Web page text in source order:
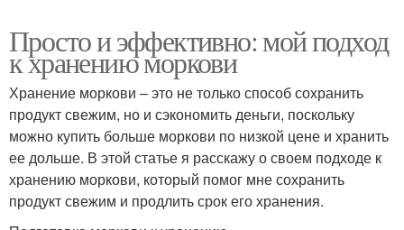
Просто и эффективно: мой подход
к хранению моркови
Хранение моркови – это не только способ сохранить
продукт свежим, но и сэкономить деньги, поскольку
можно купить больше моркови по низкой цене и хранить
ее дольше. В этой статье я расскажу о своем подходе к
хранению моркови, который помог мне сохранить
продукт свежим и продлить срок его хранения.